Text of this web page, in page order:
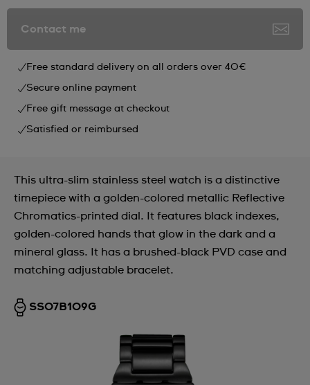
Contact me
Free standard delivery on all orders over 40€
Secure online payment
Free gift message at checkout
Satisfied or reimbursed
This ultra-slim stainless steel watch is a distinctive
timepiece with a golden-colored metallic Reflective
Chromatics-printed dial. It features black indexes,
golden-colored hands that glow in the dark and a
mineral glass. It has a brushed-black PVD case and
matching adjustable bracelet.
SS07B109G